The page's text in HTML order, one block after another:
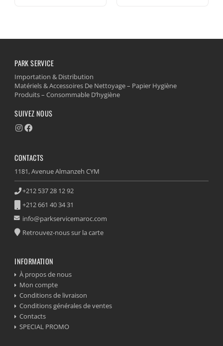
PARK SERVICE
Importation & Distribution
Matériels & Accessoires De Nettoyage – Papier Hygiène
Produits – Consommable D’hygiène
SUIVEZ NOUS
CONTACTS
1181, Avenue Almanzeh CYM
+212 537 28 12 92
+212 661 40 34 31
info@parkservicemaroc.com
Retrouvez-nous sur la carte
INFORMATION
À propos de nous
Mon compte
Conditions de livraison
Conditions générales de ventes
Contacts
SPECIAL PROMO